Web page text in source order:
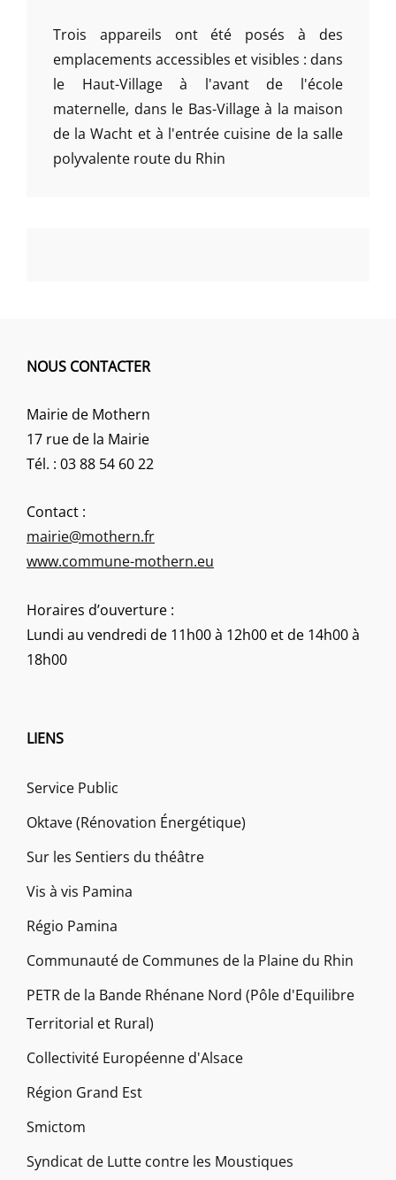
Trois appareils ont été posés à des
emplacements accessibles et visibles : dans
le Haut-Village à l'avant de l'école
maternelle, dans le Bas-Village à la maison
de la Wacht et à l'entrée cuisine de la salle
polyvalente route du Rhin
NOUS CONTACTER
Mairie de Mothern
17 rue de la Mairie
Tél. : 03 88 54 60 22
Contact :
mairie@mothern.fr
www.commune-mothern.eu
Horaires d’ouverture :
Lundi au vendredi de 11h00 à 12h00 et de 14h00 à
18h00
LIENS
Service Public
Oktave (Rénovation Énergétique)
Sur les Sentiers du théâtre
Vis à vis Pamina
Régio Pamina
Communauté de Communes de la Plaine du Rhin
PETR de la Bande Rhénane Nord (Pôle d'Equilibre
Territorial et Rural)
Collectivité Européenne d'Alsace
Région Grand Est
Smictom
Syndicat de Lutte contre les Moustiques